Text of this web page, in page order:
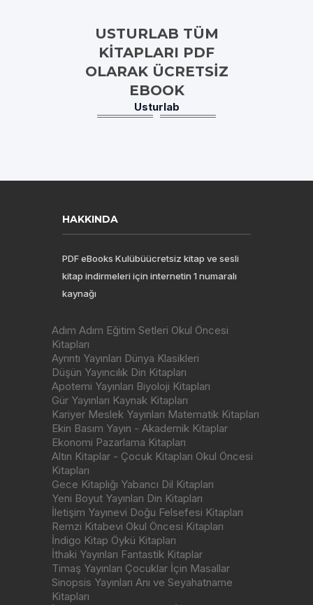
USTURLAB TÜM
KITAPLARI PDF
OLARAK ÜCRETSIZ
EBOOK
Usturlab
HAKKINDA
PDF eBooks Kulübüücretsiz kitap ve sesli
kitap indirmeleri için internetin 1 numaralı
kaynağı
Adım Adım Eğitim Setleri Okul Öncesi
Kitapları
Ayrıntı Yayınları Dünya Klasikleri
Düşün Yayıncılık Din Kitapları
Apotemi Yayınları Biyoloji Kitapları
Gür Yayınları Kaynak Kitapları
Kariyer Meslek Yayınları Matematik Kitapları
Ekin Basım Yayın - Akademik Kitaplar
Ekonomi Pazarlama Kitapları
Altın Kitaplar - Çocuk Kitapları Okul Öncesi
Kitapları
Gece Kitaplığı Yabancı Dil Kitapları
Yeni Boyut Yayınları Din Kitapları
İletişim Yayınevi Doğu Felsefesi Kitapları
Remzi Kitabevi Okul Öncesi Kitapları
İndigo Kitap Öykü Kitapları
İthaki Yayınları Fantastik Kitaplar
Timaş Yayınları Çocuklar İçin Masallar
Sinopsis Yayınları Anı ve Seyahatname
Kitapları